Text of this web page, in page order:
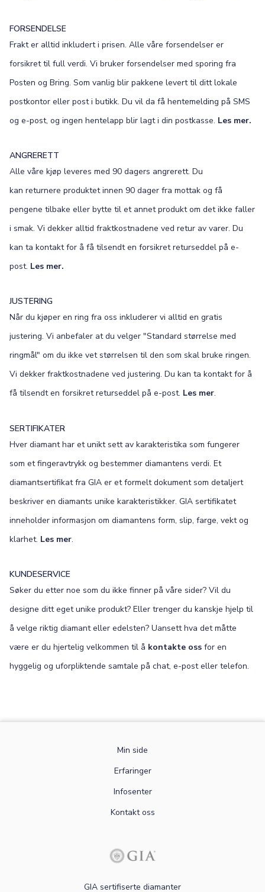
FORSENDELSE
Frakt er alltid inkludert i prisen. Alle våre forsendelser er
forsikret til full verdi. Vi bruker forsendelser med sporing fra
Posten og Bring. Som vanlig blir pakkene levert til ditt lokale
postkontor eller post i butikk. Du vil da få hentemelding på SMS
og e-post, og ingen hentelapp blir lagt i din postkasse. Les mer.
ANGRERETT
Alle våre kjøp leveres med 90 dagers angrerett. Du
kan returnere produktet innen 90 dager fra mottak og få
pengene tilbake eller bytte til et annet produkt om det ikke faller
i smak. Vi dekker alltid fraktkostnadene ved retur av varer. Du
kan ta kontakt for å få tilsendt en forsikret returseddel på e-
post. Les mer.
JUSTERING
Når du kjøper en ring fra oss inkluderer vi alltid en gratis
justering. Vi anbefaler at du velger "Standard størrelse med
ringmål" om du ikke vet størrelsen til den som skal bruke ringen.
Vi dekker fraktkostnadene ved justering. Du kan ta kontakt for å
få tilsendt en forsikret returseddel på e-post. Les mer.
SERTIFIKATER
Hver diamant har et unikt sett av karakteristika som fungerer
som et fingeravtrykk og bestemmer diamantens verdi. Et
diamantsertifikat fra GIA er et formelt dokument som detaljert
beskriver en diamants unike karakteristikker. GIA sertifikatet
inneholder informasjon om diamantens form, slip, farge, vekt og
klarhet. Les mer.
KUNDESERVICE
Søker du etter noe som du ikke finner på våre sider? Vil du
designe ditt eget unike produkt? Eller trenger du kanskje hjelp til
å velge riktig diamant eller edelsten? Uansett hva det måtte
være er du hjertelig velkommen til å kontakte oss for en
hyggelig og uforpliktende samtale på chat, e-post eller telefon.
Min side
Erfaringer
Infosenter
Kontakt oss
GIA sertifiserte diamanter